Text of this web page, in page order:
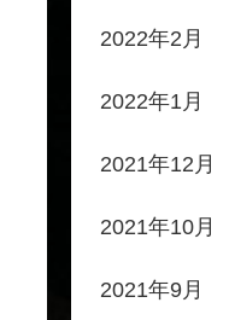
2022年2月
2022年1月
2021年12月
2021年10月
2021年9月